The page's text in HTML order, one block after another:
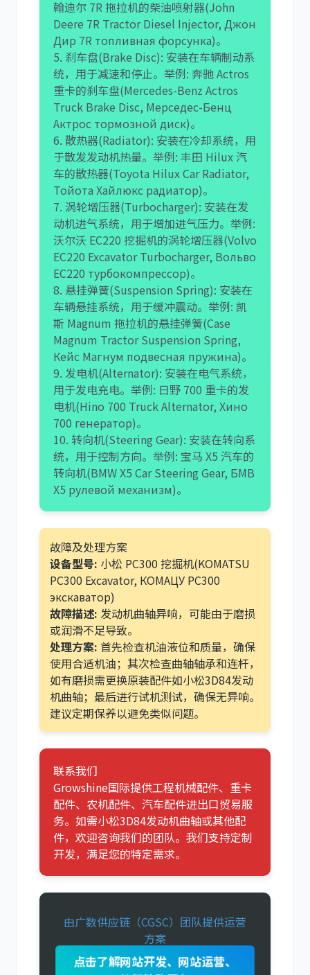
翰迪尔 7R 拖拉机的柴油喷射器(John
Deere 7R Tractor Diesel Injector, Джон
Дир 7R топливная форсунка)。
5. 刹车盘(Brake Disc): 安装在车辆制动系
统，用于减速和停止。举例: 奔驰 Actros
重卡的刹车盘(Mercedes-Benz Actros
Truck Brake Disc, Мерседес-Бенц
Актрос тормозной диск)。
6. 散热器(Radiator): 安装在冷却系统，用
于散发发动机热量。举例: 丰田 Hilux 汽
车的散热器(Toyota Hilux Car Radiator,
Тойота Хайлюкс радиатор)。
7. 涡轮增压器(Turbocharger): 安装在发
动机进气系统，用于增加进气压力。举例:
沃尔沃 EC220 挖掘机的涡轮增压器(Volvo
EC220 Excavator Turbocharger, Вольво
EC220 турбокомпрессор)。
8. 悬挂弹簧(Suspension Spring): 安装在
车辆悬挂系统，用于缓冲震动。举例: 凯
斯 Magnum 拖拉机的悬挂弹簧(Case
Magnum Tractor Suspension Spring,
Кейс Магнум подвесная пружина)。
9. 发电机(Alternator): 安装在电气系统，
用于发电充电。举例: 日野 700 重卡的发
电机(Hino 700 Truck Alternator, Хино
700 генератор)。
10. 转向机(Steering Gear): 安装在转向系
统，用于控制方向。举例: 宝马 X5 汽车的
转向机(BMW X5 Car Steering Gear, БМВ
X5 рулевой механизм)。
故障及处理方案
设备型号: 小松 PC300 挖掘机(KOMATSU
PC300 Excavator, КОМАЦУ PC300
экскаватор)
故障描述: 发动机曲轴异响，可能由于磨损
或润滑不足导致。
处理方案: 首先检查机油液位和质量，确保
使用合适机油；其次检查曲轴轴承和连杆，
如有磨损需更换原装配件如小松3D84发动
机曲轴；最后进行试机测试，确保无异响。
建议定期保养以避免类似问题。
联系我们
Growshine国际提供工程机械配件、重卡
配件、农机配件、汽车配件进出口贸易服
务。如需小松3D84发动机曲轴或其他配
件，欢迎咨询我们的团队。我们支持定制
开发，满足您的特定需求。
由广数供应链（CGSC）团队提供运营
方案
点击了解网站开发、网站运营、